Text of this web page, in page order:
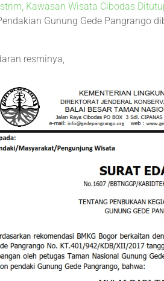
Kawasan Wisata Cibodas
Gunung Gede Pangrango
resminya,